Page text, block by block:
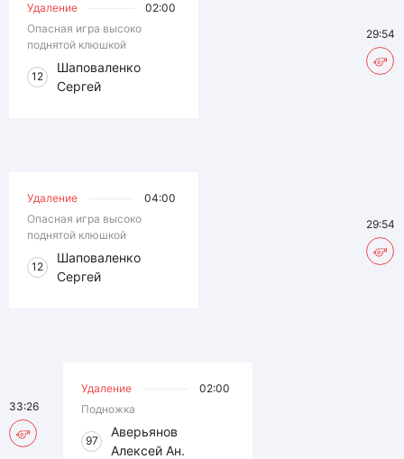
Удаление
02:00
Опасная игра высоко
поднятой клюшкой
12
Шаповаленко
Сергей
29:54
Удаление
04:00
Опасная игра высоко
поднятой клюшкой
12
Шаповаленко
Сергей
29:54
Удаление
02:00
Подножка
97
Аверьянов
Алексей Ан.
33:26